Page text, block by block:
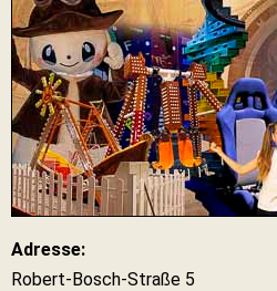
Adresse:
Robert-Bosch-Straße 5